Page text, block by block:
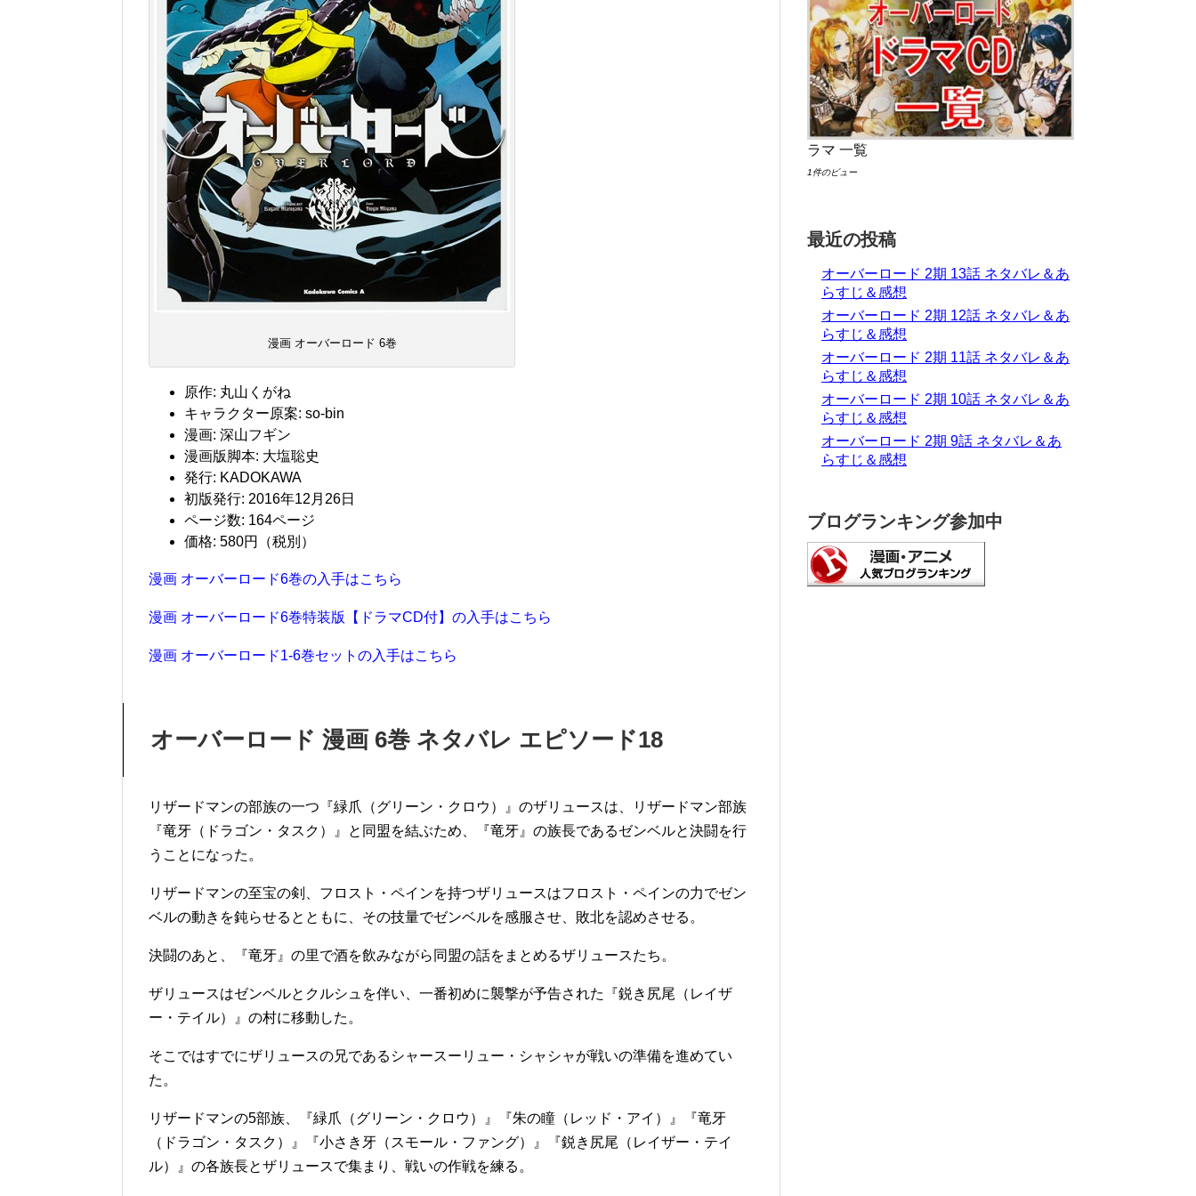
漫画 オーバーロード 6巻
原作: 丸山くがね
キャラクター原案: so-bin
漫画: 深山フギン
漫画版脚本: 大塩聡史
発行: KADOKAWA
初版発行: 2016年12月26日
ページ数: 164ページ
価格: 580円（税別）
漫画 オーバーロード6巻の入手はこちら
漫画 オーバーロード6巻特装版【ドラマCD付】の入手はこちら
漫画 オーバーロード1-6巻セットの入手はこちら
オーバーロード 漫画 6巻 ネタバレ エピソード18
リザードマンの部族の一つ『緑爪（グリーン・クロウ）』のザリュースは、リザードマン部族
『竜牙（ドラゴン・タスク）』と同盟を結ぶため、『竜牙』の族長であるゼンベルと決闘を行
うことになった。
リザードマンの至宝の剣、フロスト・ペインを持つザリュースはフロスト・ペインの力でゼン
ベルの動きを鈍らせるとともに、その技量でゼンベルを感服させ、敗北を認めさせる。
決闘のあと、『竜牙』の里で酒を飲みながら同盟の話をまとめるザリュースたち。
ザリュースはゼンベルとクルシュを伴い、一番初めに襲撃が予告された『鋭き尻尾（レイザ
ー・テイル）』の村に移動した。
そこではすでにザリュースの兄であるシャースーリュー・シャシャが戦いの準備を進めてい
た。
リザードマンの5部族、『緑爪（グリーン・クロウ）』『朱の瞳（レッド・アイ）』『竜牙
（ドラゴン・タスク）』『小さき牙（スモール・ファング）』『鋭き尻尾（レイザー・テイ
ル）』の各族長とザリュースで集まり、戦いの作戦を練る。
ラマ 一覧
1件のビュー
最近の投稿
オーバーロード 2期 13話 ネタバレ＆あ
らすじ＆感想
オーバーロード 2期 12話 ネタバレ＆あ
らすじ＆感想
オーバーロード 2期 11話 ネタバレ＆あ
らすじ＆感想
オーバーロード 2期 10話 ネタバレ＆あ
らすじ＆感想
オーバーロード 2期 9話 ネタバレ＆あ
らすじ＆感想
ブログランキング参加中